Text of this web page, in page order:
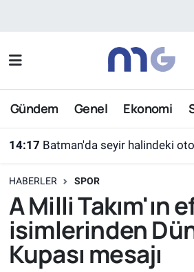
Gündem Genel Ekonomi
14:17 Batman'da seyir halindeki
HABERLER SPOR
A Milli Takım'ın
isimlerinden
Kupası mesajı
Nöbetçi Eczaneler
Hava Durumu
Süper Lig Puan Durumu ve
Tüm Manşetler
Son Dakika Haberleri